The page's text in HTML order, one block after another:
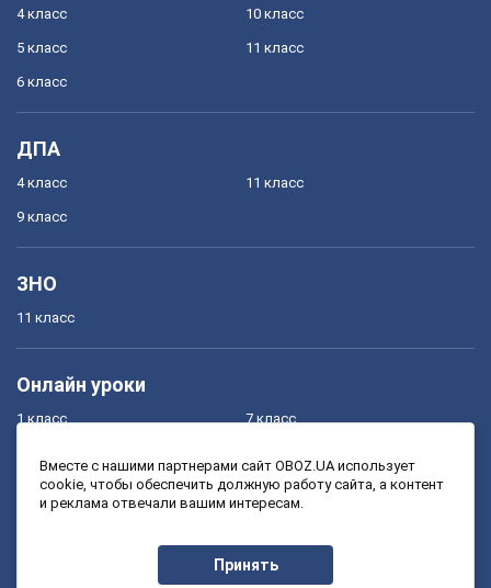
4 класс
5 класс
6 класс
10 класс
11 класс
ДПА
4 класс
9 класс
11 класс
ЗНО
11 класс
Онлайн уроки
1 класс
3 класс
7 класс
9 класс
Вместе с нашими партнерами сайт OBOZ.UA использует
cookie, чтобы обеспечить должную работу сайта, а контент
и реклама отвечали вашим интересам.
Принять